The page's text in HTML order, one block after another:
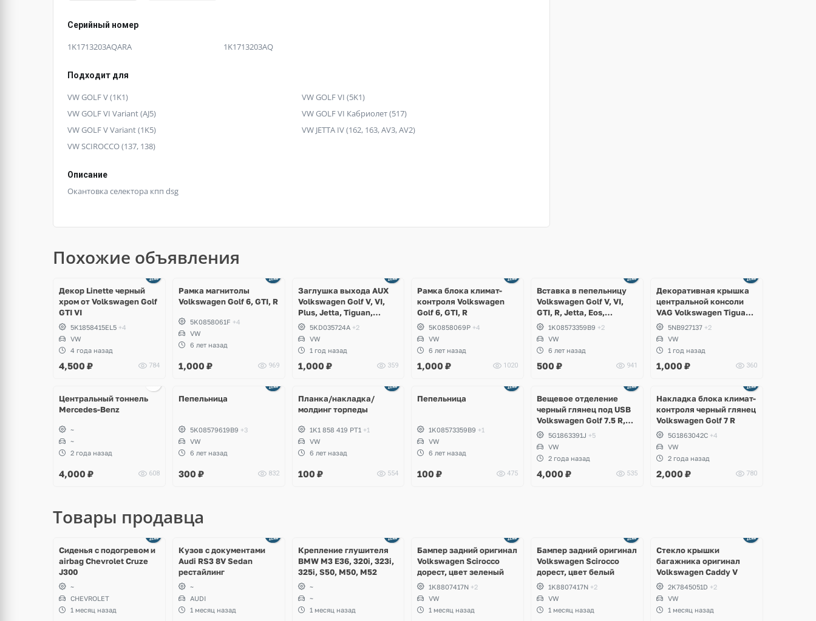
Серийный номер
1K1713203AQARA 1K1713203AQ
Подходит для
VW GOLF V (1K1)
VW GOLF VI (5K1)
VW GOLF VI Variant (AJ5)
VW GOLF VI Кабриолет (517)
VW GOLF V Variant (1K5)
VW JETTA IV (162, 163, AV3, AV2)
VW SCIROCCO (137, 138)
Описание
Окантовка селектора кпп dsg
Похожие объявления
Декор Linette черный
хром от Volkswagen Golf
GTI VI
5K1858415EL5 +4
VW
4 года назад
4,500 ₽ 784
Рамка магнитолы
Volkswagen Golf 6, GTI, R
5K0858061F +4
VW
6 лет назад
1,000 ₽ 969
Заглушка выхода AUX
Volkswagen Golf V, VI,
Plus, Jetta, Tiguan,
Scirocco, Eos
5KD035724A +2
VW
1 год назад
1,000 ₽ 359
Рамка блока климат-
контроля Volkswagen
Golf 6, GTI, R
5K0858069P +4
VW
6 лет назад
1,000 ₽ 1020
Вставка в пепельницу
Volkswagen Golf V, VI,
GTI, R, Jetta, Eos,
Scirocco
1K08573359B9 +2
VW
6 лет назад
500 ₽ 941
Декоративная крышка
центральной консоли
VAG Volkswagen Tiguan,
Allspace, Taos, Seat
Tarraco
5NB927137 +2
VW
1 год назад
1,000 ₽ 360
Центральный тоннель
Mercedes-Benz
~
~
2 года назад
4,000 ₽ 608
Пепельница
5K08579619B9 +3
VW
6 лет назад
300 ₽ 832
Планка/накладка/
молдинг торпеды
1K1 858 419 PT1 +1
VW
6 лет назад
100 ₽ 554
Пепельница
1K08573359B9 +1
VW
6 лет назад
100 ₽ 475
Вещевое отделение
черный глянец под USB
Volkswagen Golf 7.5 R,
GTI5G1863391J +5
VW
2 года назад
4,000 ₽ 535
Накладка блока климат-
контроля черный глянец
Volkswagen Golf 7 R
5G1863042C +4
VW
2 года назад
2,000 ₽ 780
Товары продавца
Сиденья с подогревом и
airbag Chevrolet Cruze
J300
~
CHEVROLET
1 месяц назад
Кузов с документами
Audi RS3 8V Sedan
рестайлинг
~
AUDI
1 месяц назад
Крепление глушителя
BMW M3 E36, 320i, 323i,
325i, S50, M50, M52
~
~
1 месяц назад
Бампер задний оригинал
Volkswagen Scirocco
дорест, цвет зеленый
1K8807417N +2
VW
1 месяц назад
Бампер задний оригинал
Volkswagen Scirocco
дорест, цвет белый
1K8807417N +2
VW
1 месяц назад
Стекло крышки
багажника оригинал
Volkswagen Caddy V
2K7845051D +2
VW
1 месяц назад